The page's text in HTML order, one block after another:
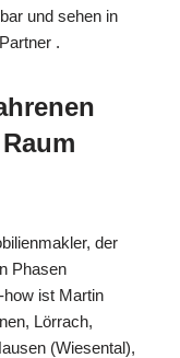
und sehen in
.
der
Phasen
how ist Martin
Lörrach,
(Wiesental),